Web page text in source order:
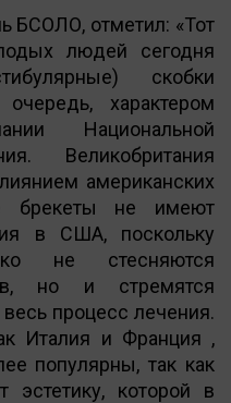
БСОЛО, отметил: «Тот
людей сегодня
скобки
характером
Национальной
Великобритания
американских
брекеты не имеют
в США, поскольку
не стесняются
но и стремятся
процесс лечения.
Италия и Франция ,
популярны, так как
эстетику, которой в